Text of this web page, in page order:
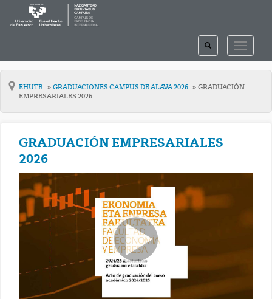
TOGGLE
TOGGLE
SEARCH
EHUTB GRADUACIONES CAMPUS DE ALAVA 2026
GRADUACIÓN
EMPRESARIALES 2026
GRADUACIÓN EMPRESARIALES
2026